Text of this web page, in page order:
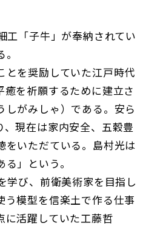
「子牛」が奉納されてい
とを奨励していた江戸時代
を祈願するために建立さ
しがみしゃ）である。安ら
現在は家内安全、五穀豊
をいただている。島村光は
」という。
び、前衛美術家を目指し
う模型を信楽土で作る仕事
に活躍していた工藤哲